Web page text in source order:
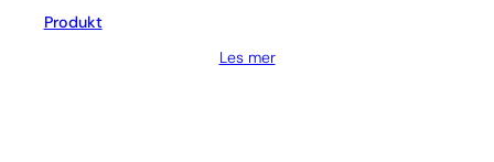
Produkt
Les mer